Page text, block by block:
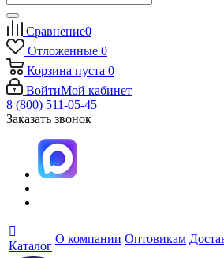
Сравнение0
Отложенные 0
Корзина пуста 0
ВойтиМой кабинет
8 (800) 511-05-45
Заказать звонок
Каталог
О компании Оптовикам